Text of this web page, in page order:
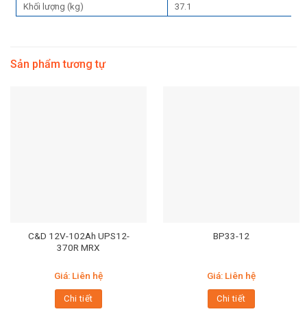
Khối lượng (kg)
37.1
Sản phẩm tương tự
C&D 12V-102Ah UPS12-
370R MRX
Giá: Liên hệ
Chi tiết
BP33-12
Giá: Liên hệ
Chi tiết